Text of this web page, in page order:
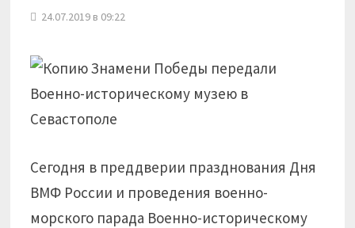
24.07.2019 в 09:22
Сегодня в преддверии празднования Дня
ВМФ России и проведения военно-
морского парада Военно-историческому